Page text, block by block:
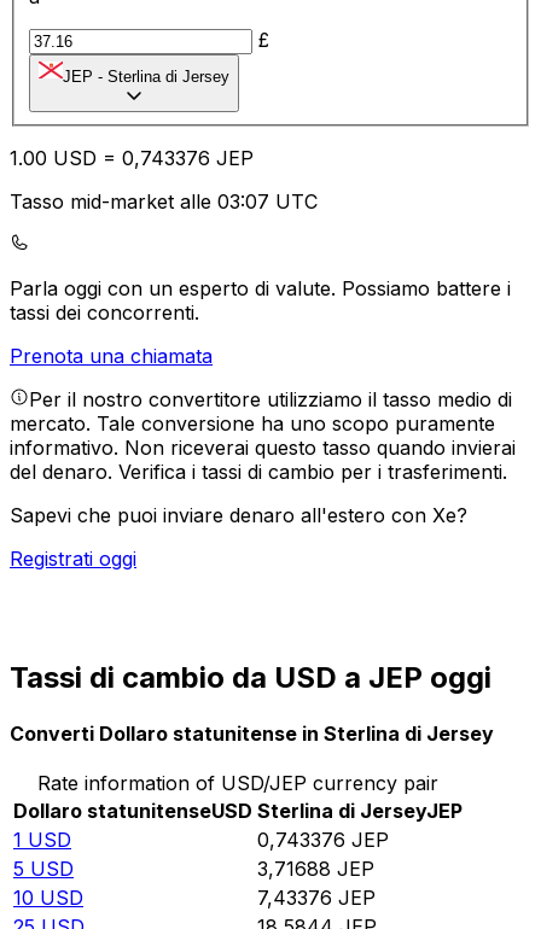
£
JEP - Sterlina di Jersey
1.00 USD = 0,743376 JEP
Tasso mid-market alle 03:07 UTC
Parla oggi con un esperto di valute. Possiamo battere i
tassi dei concorrenti.
Prenota una chiamata
Per il nostro convertitore utilizziamo il tasso medio di
mercato. Tale conversione ha uno scopo puramente
informativo. Non riceverai questo tasso quando invierai
del denaro. Verifica i tassi di cambio per i trasferimenti.
Sapevi che puoi inviare denaro all'estero con Xe?
Registrati oggi
Tassi di cambio da USD a JEP oggi
Converti Dollaro statunitense in Sterlina di Jersey
Rate information of USD/JEP currency pair
Dollaro statunitenseUSD Sterlina di JerseyJEP
1 USD 0,743376 JEP
5 USD 3,71688 JEP
10 USD 7,43376 JEP